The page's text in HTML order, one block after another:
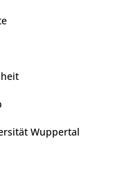
Wuppertal